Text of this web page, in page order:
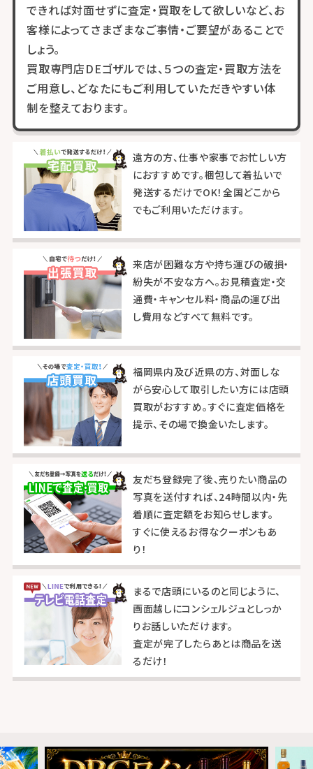
できれば対面せずに査定・買取をして欲しいなど、お
客様によってさまざまなご事情・ご要望があることで
しょう。
買取専門店DEゴザルでは、５つの査定・買取方法を
ご用意し、どなたにもご利用していただきやすい体
制を整えております。
遠方の方、仕事や家事でお忙しい方
におすすめです。梱包して着払いで
発送するだけでOK！全国どこから
でもご利用いただけます。
来店が困難な方や持ち運びの破損・
紛失が不安な方へ。お見積査定・交
通費・キャンセル料・商品の運び出
し費用などすべて無料です。
福岡県内及び近県の方、対面しな
がら安心して取引したい方には店頭
買取がおすすめ。すぐに査定価格を
提示、その場で換金いたします。
友だち登録完了後、売りたい商品の
写真を送付すれば、24時間以内・先
着順に査定額をお知らせします。
すぐに使えるお得なクーポンもあ
り！
まるで店頭にいるのと同じように、
画面越しにコンシェルジュとしっか
りお話しいただけます。
査定が完了したらあとは商品を送
るだけ！